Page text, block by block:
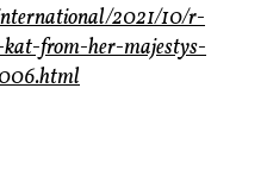
2021/10/r-
kat-from-her-majestys-